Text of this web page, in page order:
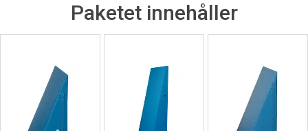
Paketet innehåller